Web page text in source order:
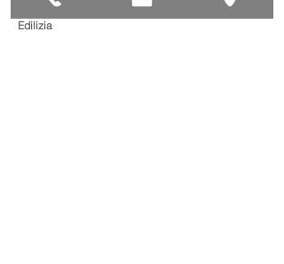
Comunicazione
Edilizia